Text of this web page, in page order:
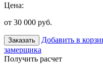
Цена:
от 30 000 руб.
Заказать Добавить в
замерщика
Получить расчет